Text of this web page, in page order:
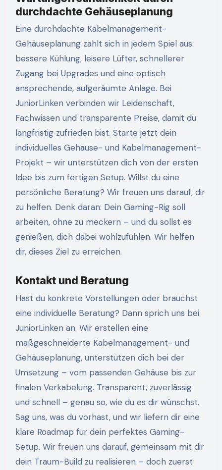
durchdachte Gehäuseplanung
Eine durchdachte Kabelmanagement-
Gehäuseplanung zahlt sich in jedem Spiel aus:
bessere Kühlung, leisere Lüfter, schnellerer
Zugang bei Upgrades und eine optisch
ansprechende, aufgeräumte Anlage. Bei
JuniorLinken verbinden wir Leidenschaft,
Fachwissen und transparente Preise, damit du
langfristig zufrieden bist. Starte jetzt dein
individuelles Gehäuse- und Kabelmanagement-
Projekt – wir unterstützen dich von der ersten
Idee bis zum fertigen Setup. Willst du eine
persönliche Beratung? Wir freuen uns darauf, dir
zu helfen. Denk daran: Dein Gaming-Rig soll
arbeiten, ohne zu meckern – und du sollst es
genießen, dich dabei wohlzufühlen. Wir helfen
dir, dieses Ziel zu erreichen.
Kontakt und Beratung
Hast du konkrete Vorstellungen oder brauchst
eine individuelle Beratung? Dann sprich uns bei
JuniorLinken an. Wir erstellen eine
maßgeschneiderte Kabelmanagement- und
Gehäuseplanung, unterstützen dich bei der
Umsetzung – vom passenden Gehäuse bis zur
finalen Verkabelung. Transparent, zuverlässig
und schnell – genau so, wie du es dir wünschst.
Sag uns, was du vorhast, und wir liefern dir eine
klare Roadmap für dein perfektes Gaming-
Setup. Wir freuen uns darauf, gemeinsam mit dir
dein Traum-Build zu realisieren – doch zuerst